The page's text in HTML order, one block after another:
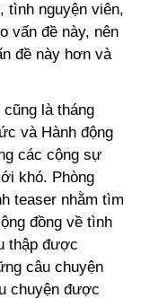
tình nguyện viên,
vấn đề này, nên
đề này hơn và
là tháng
và Hành động
các cộng sự
khó. Phòng
teaser nhằm tìm
đồng về tình
thập được
câu chuyện
chuyện được